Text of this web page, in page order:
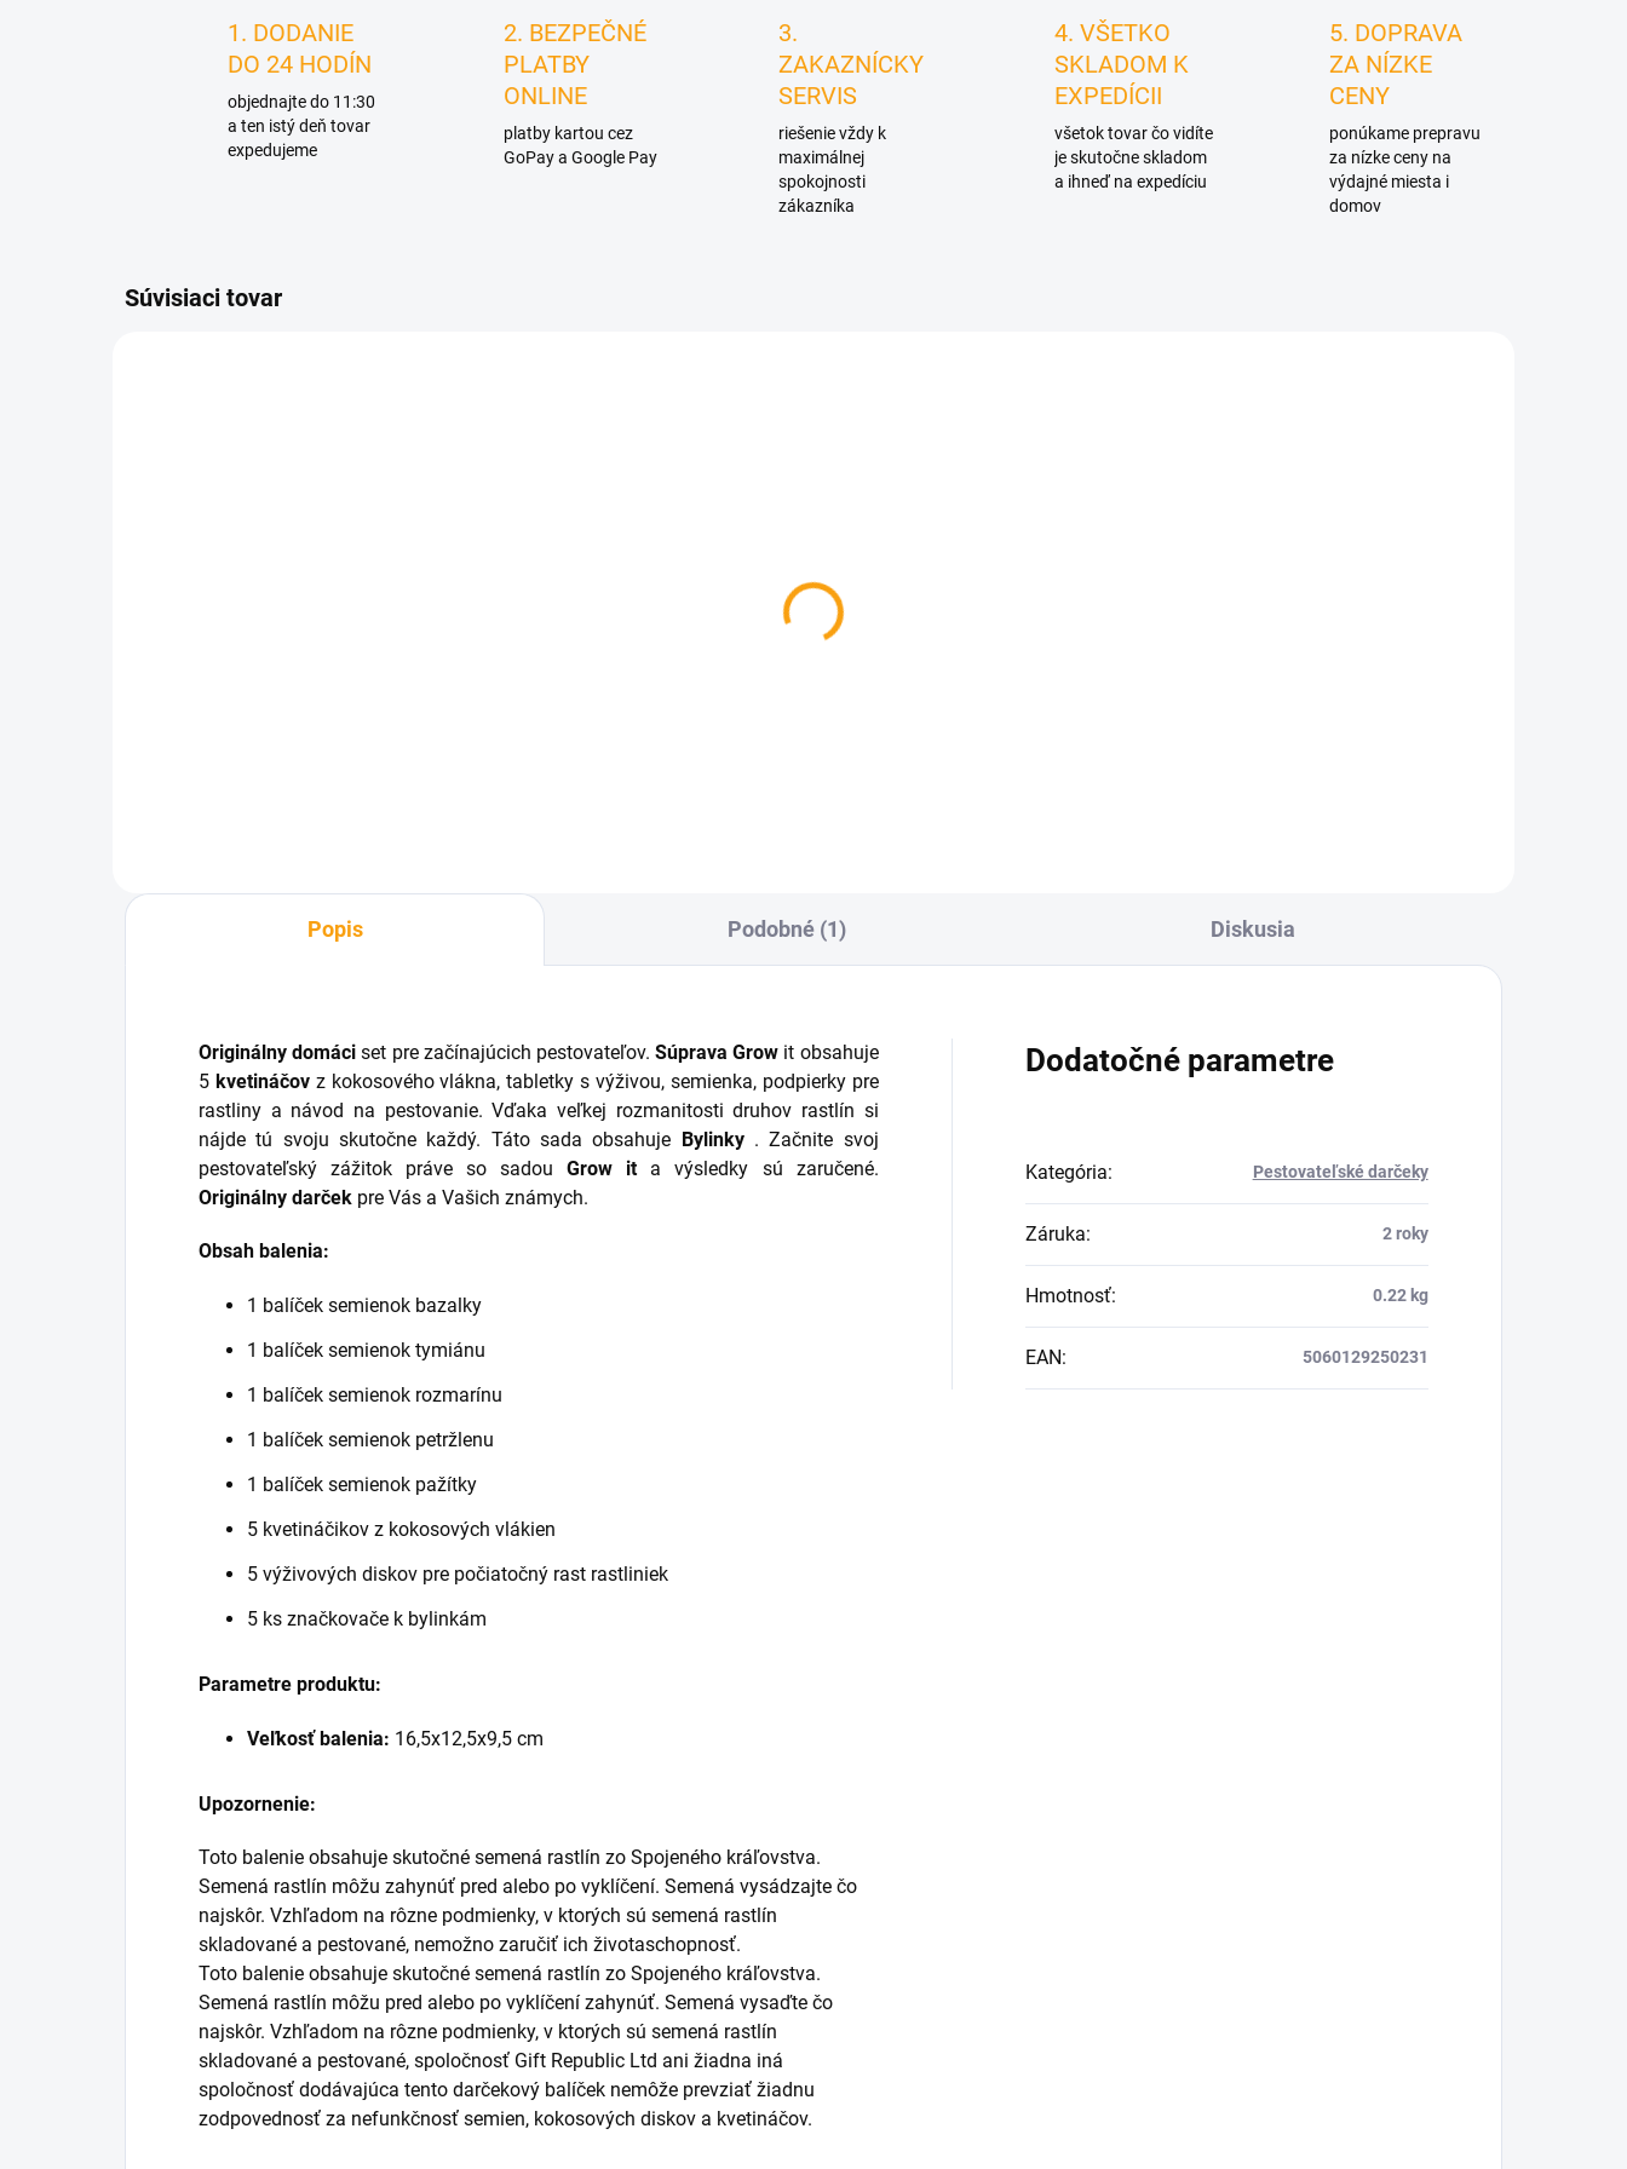
1. DODANIE
DO 24 HODÍN
objednajte do 11:30
a ten istý deň tovar
expedujeme
2. BEZPEČNÉ
PLATBY
ONLINE
platby kartou cez
GoPay a Google Pay
3.
ZAKAZNÍCKY
SERVIS
riešenie vždy k
maximálnej
spokojnosti
zákazníka
4. VŠETKO
SKLADOM K
EXPEDÍCII
všetok tovar čo vidíte
je skutočne skladom
a ihneď na expedíciu
5. DOPRAVA
ZA NÍZKE
CENY
ponúkame prepravu
za nízke ceny na
výdajné miesta i
domov
Súvisiaci tovar
Popis Podobné (1) Diskusia
Originálny domáci set pre začínajúcich pestovateľov.Súprava Grow it obsahuje
5 kvetináčovz kokosového vlákna, tabletky s výživou, semienka, podpierky pre
rastliny a návod na pestovanie. Vďaka veľkej rozmanitosti druhov rastlín si
nájde tú svoju skutočne každý. Táto sada obsahuje Bylinky. Začnite svoj
pestovateľský zážitok práve so sadouGrow ita výsledky sú zaručené.
Originálny darček pre Vás a Vašich známych.
Obsah balenia:
1 balíček semienok bazalky
1 balíček semienok tymiánu
1 balíček semienok rozmarínu
1 balíček semienok petržlenu
1 balíček semienok pažítky
5 kvetináčikov z kokosových vlákien
5 výživových diskov pre počiatočný rast rastliniek
5 ks značkovače k bylinkám
Parametre produktu:
Veľkosť balenia: 16,5x12,5x9,5 cm
Upozornenie:
Toto balenie obsahuje skutočné semená rastlín zo Spojeného kráľovstva.
Semená rastlín môžu zahynúť pred alebo po vyklíčení. Semená vysádzajte čo
najskôr. Vzhľadom na rôzne podmienky, v ktorých sú semená rastlín
skladované a pestované, nemožno zaručiť ich životaschopnosť.
Toto balenie obsahuje skutočné semená rastlín zo Spojeného kráľovstva.
Semená rastlín môžu pred alebo po vyklíčení zahynúť. Semená vysaďte čo
najskôr. Vzhľadom na rôzne podmienky, v ktorých sú semená rastlín
skladované a pestované, spoločnosť Gift Republic Ltd ani žiadna iná
spoločnosť dodávajúca tento darčekový balíček nemôže prevziať žiadnu
zodpovednosť za nefunkčnosť semien, kokosových diskov a kvetináčov.
Dodatočné parametre
Kategória: Pestovateľské darčeky
Záruka: 2 roky
Hmotnosť: 0.22 kg
EAN: 5060129250231